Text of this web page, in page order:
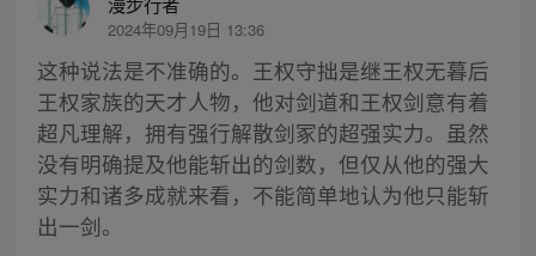
2024年09月19日 13:36
这种说法是不准确的。王权守拙是继王权无暮后
王权家族的天才人物，他对剑道和王权剑意有着
超凡理解，拥有强行解散剑冢的超强实力。虽然
没有明确提及他能斩出的剑数，但仅从他的强大
实力和诸多成就来看，不能简单地认为他只能斩
出一剑。